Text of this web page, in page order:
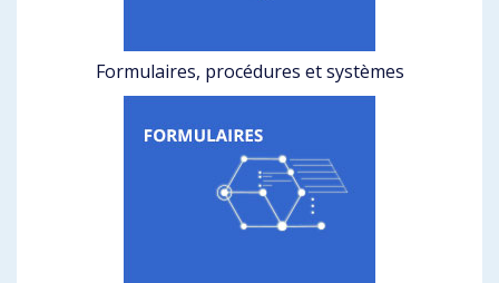
Formulaires, procédures et systèmes